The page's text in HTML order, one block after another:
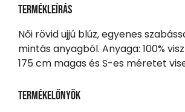
Termékleírás
Női rövid ujjú blúz, egyenes
mintás anyagból. Anyaga: 100%
175 cm magas és S-es méretet
Termékelőnyök